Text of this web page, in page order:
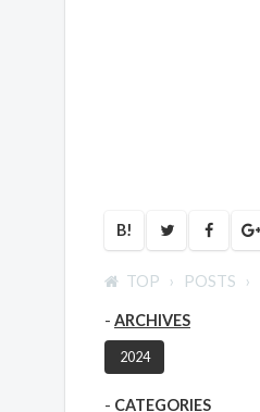
B!
TOP POSTS
ARCHIVES
2024
CATEGORIES